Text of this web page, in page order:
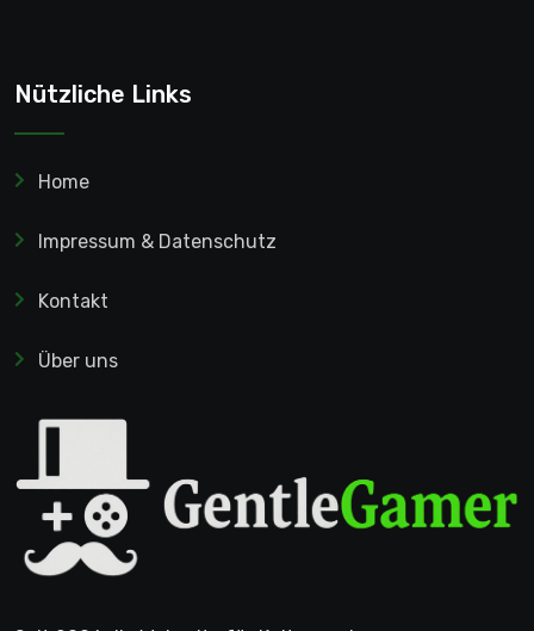
Nützliche Links
Home
Impressum & Datenschutz
Kontakt
Über uns